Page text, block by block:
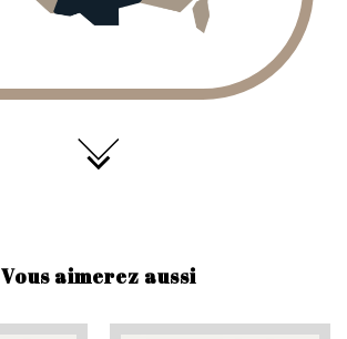
Vous aimerez aussi